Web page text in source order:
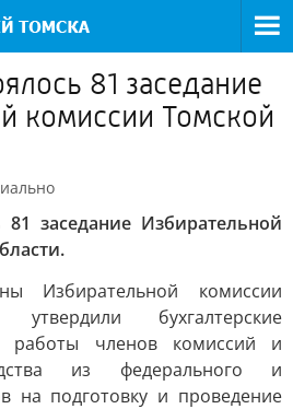
81 заседание
комиссии Томской
заседание Избирательной
Избирательной комиссии
бухгалтерские
работы членов комиссий и
из федерального и
на подготовку и проведение